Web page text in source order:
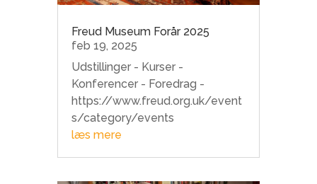
Freud Museum Forår 2025
feb 19, 2025
Udstillinger - Kurser -
Konferencer - Foredrag -
https://www.freud.org.uk/event
s/category/events
læs mere